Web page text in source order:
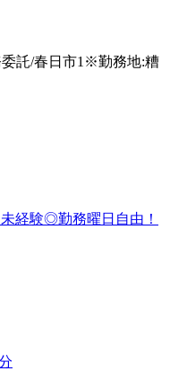
託/春日市1※勤務地:糟
経験◎勤務曜日自由！